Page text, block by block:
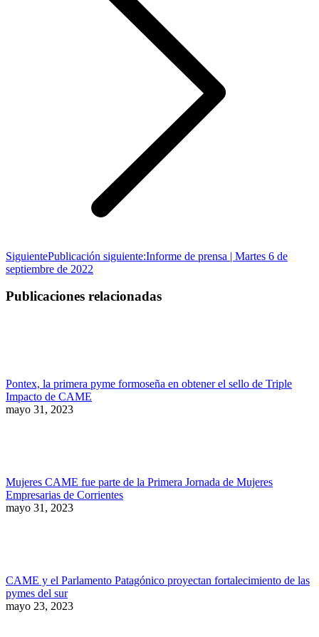
SiguientePublicación siguiente:Informe de prensa | Martes 6 de
septiembre de 2022
Publicaciones relacionadas
Pontex, la primera pyme formoseña en obtener el sello de Triple
Impacto de CAME
mayo 31, 2023
Mujeres CAME fue parte de la Primera Jornada de Mujeres
Empresarias de Corrientes
mayo 31, 2023
CAME y el Parlamento Patagónico proyectan fortalecimiento de las
pymes del sur
mayo 23, 2023